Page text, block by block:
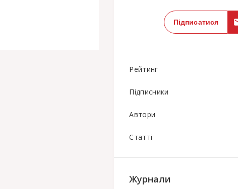
Підписатися
Рейтинг
Підписники
Автори
Статті
Журнали